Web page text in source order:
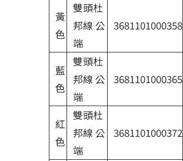
黃
色
雙頭杜
邦線 公
端
3681101000358
藍
色
雙頭杜
邦線 公
端
3681101000365
紅
色
雙頭杜
邦線 公
端
3681101000372